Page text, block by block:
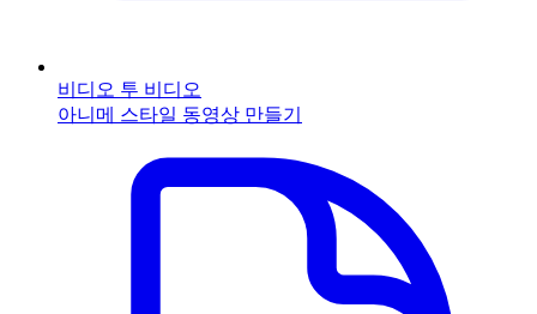
비디오 투 비디오
아니메 스타일 동영상 만들기